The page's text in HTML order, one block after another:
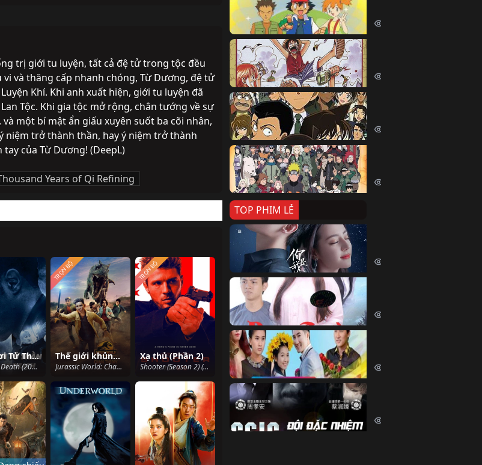
trị giới tu luyện, tất cả đệ tử trong tộc đều
và thăng cấp nhanh chóng, Từ Dương, đệ tử
Khí. Khi anh xuất hiện, giới tu luyện đã
Tộc. Khi gia tộc mở rộng, chân tướng về sự
một bí mật ẩn giấu xuyên suốt ba cõi nhân,
niệm trở thành thần, hay ý niệm trở thành
của Từ Dương! (DeepL)
Years of Qi Refining
Trò Chơi Tử Thần
Game of Death (2011)
Thế giới khủng long: Thuyết hỗn mang
Jurassic World: Chaos Theory (2024)
TRỌN BỘ
Xạ thủ (Phần 2)
Shooter (Season 2) (2017)
TRỌN BỘ
TOP PHIM LẺ